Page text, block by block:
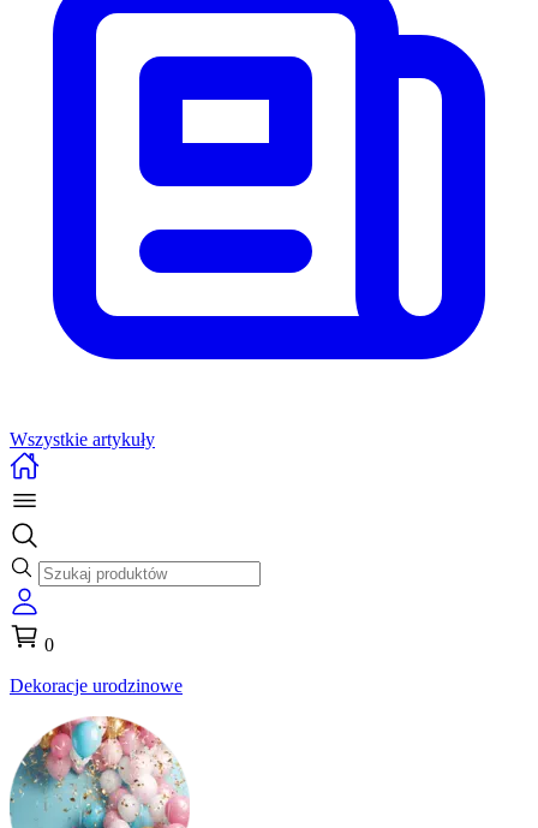
Wszystkie artykuły
0
Dekoracje urodzinowe